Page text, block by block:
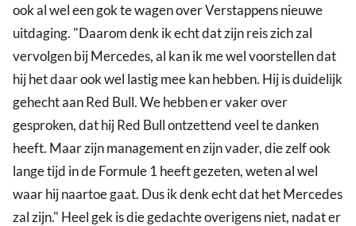
ook al wel een gok te wagen over Verstappens nieuwe
uitdaging. "Daarom denk ik echt dat zijn reis zich zal
vervolgen bij Mercedes, al kan ik me wel voorstellen dat
hij het daar ook wel lastig mee kan hebben. Hij is duidelijk
gehecht aan Red Bull. We hebben er vaker over
gesproken, dat hij Red Bull ontzettend veel te danken
heeft. Maar zijn management en zijn vader, die zelf ook
lange tijd in de Formule 1 heeft gezeten, weten al wel
waar hij naartoe gaat. Dus ik denk echt dat het Mercedes
zal zijn." Heel gek is die gedachte overigens niet, nadat er